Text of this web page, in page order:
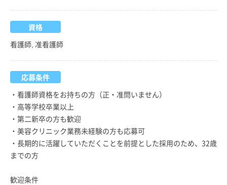
資格
看護師, 准看護師
応募条件
・看護師資格をお持ちの方（正・准問いません）
・高等学校卒業以上
・第二新卒の方も歓迎
・美容クリニック業務未経験の方も応募可
・長期的に活躍していただくことを前提とした採用のため、32歳
までの方
歓迎条件